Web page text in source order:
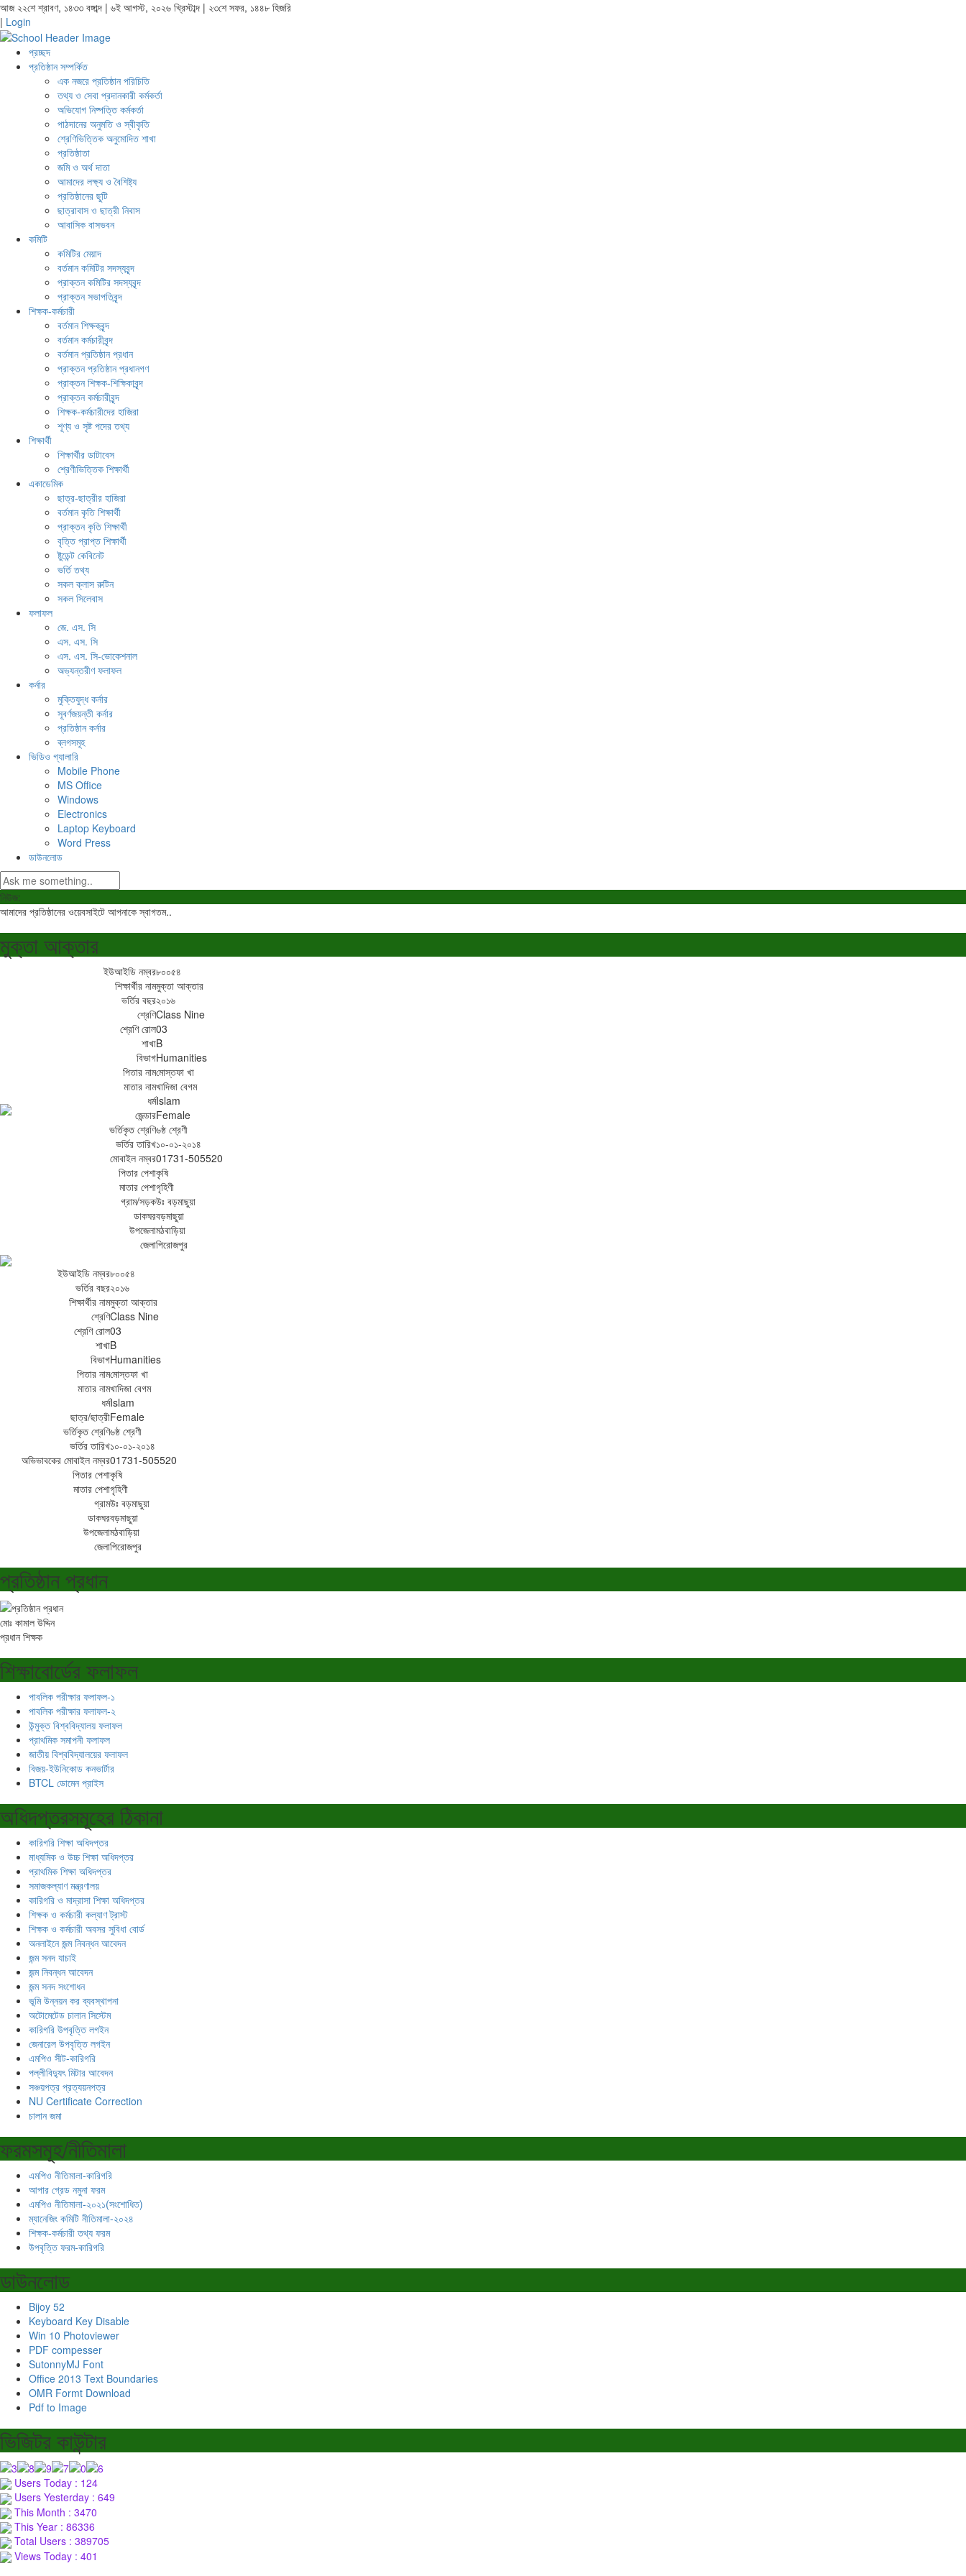
আজ ২২শে শ্রাবণ, ১৪৩৩ বঙ্গাব্দ | ৬ই আগস্ট, ২০২৬ খ্রিস্টাব্দ | ২৩শে সফর, ১৪৪৮ হিজরি
| Login
প্রচ্ছদ
প্রতিষ্ঠান সম্পর্কিত
এক নজরে প্রতিষ্ঠান পরিচিতি
তথ্য ও সেবা প্রদানকারী কর্মকর্তা
অভিযোগ নিষ্পত্তি কর্মকর্তা
পাঠদানের অনুমতি ও স্বীকৃতি
শ্রেণিভিত্তিক অনুমোদিত শাখা
প্রতিষ্ঠাতা
জমি ও অর্থ দাতা
আমাদের লক্ষ্য ও বৈশিষ্ট্য
প্রতিষ্ঠানের ছুটি
ছাত্রাবাস ও ছাত্রী নিবাস
আবাসিক বাসভবন
কমিটি
কমিটির মেয়াদ
বর্তমান কমিটির সদস্যবৃন্দ
প্রাক্তন কমিটির সদস্যবৃন্দ
প্রাক্তন সভাপতিবৃন্দ
শিক্ষক-কর্মচারী
বর্তমান শিক্ষকবৃন্দ
বর্তমান কর্মচারীবৃন্দ
বর্তমান প্রতিষ্ঠান প্রধান
প্রাক্তন প্রতিষ্ঠান প্রধানগণ
প্রাক্তন শিক্ষক-শিক্ষিকাবৃন্দ
প্রাক্তন কর্মচারীবৃন্দ
শিক্ষক-কর্মচারীদের হাজিরা
শূণ্য ও সৃষ্ট পদের তথ্য
শিক্ষার্থী
শিক্ষার্থীর ডাটাবেস
শ্রেণীভিত্তিক শিক্ষার্থী
একাডেমিক
ছাত্র-ছাত্রীর হাজিরা
বর্তমান কৃতি শিক্ষার্থী
প্রাক্তন কৃতি শিক্ষার্থী
বৃত্তি প্রাপ্ত শিক্ষার্থী
ষ্টুডেন্ট কেবিনেট
ভর্তি তথ্য
সকল ক্লাস রুটিন
সকল সিলেবাস
ফলাফল
জে. এস. সি
এস. এস. সি
এস. এস. সি-ভোকেশনাল
অভ্যন্তরীণ ফলাফল
কর্নার
মুক্তিযুদ্ধ কর্নার
সূবর্ণজয়ন্তী কর্নার
প্রতিষ্ঠান কর্নার
ব্লগসমূহ
ভিডিও গ্যালারি
Mobile Phone
MS Office
Windows
Electronics
Laptop Keyboard
Word Press
ডাউনলোড
নিউজ:
আমাদের প্রতিষ্ঠানের ওয়েবসাইটে আপনাকে স্বাগতম..
মুক্তা আক্তার
ইউআইডি নম্বর৮০০৫৪
শিক্ষার্থীর নামমুক্তা আক্তার
ভর্তির বছর২০১৬
শ্রেণিClass Nine
শ্রেণি রোল03
শাখাB
বিভাগHumanities
পিতার নামমোস্তফা খা
মাতার নামখাদিজা বেগম
ধর্মIslam
জেন্ডারFemale
ভর্তিকৃত শ্রেণি৬ষ্ঠ শ্রেণী
ভর্তির তারিখ১০-০১-২০১৪
মোবাইল নম্বর01731-505520
পিতার পেশাকৃষি
মাতার পেশাগৃহিণী
গ্রাম/সড়কউঃ বড়মাছুয়া
ডাকঘরবড়মাছুয়া
উপজেলামঠবাড়িয়া
জেলাপিরোজপুর
ইউআইডি নম্বর৮০০৫৪
ভর্তির বছর২০১৬
শিক্ষার্থীর নামমুক্তা আক্তার
শ্রেণিClass Nine
শ্রেণি রোল03
শাখাB
বিভাগHumanities
পিতার নামমোস্তফা খা
মাতার নামখাদিজা বেগম
ধর্মIslam
ছাত্র/ছাত্রীFemale
ভর্তিকৃত শ্রেণি৬ষ্ঠ শ্রেণী
ভর্তির তারিখ১০-০১-২০১৪
অভিভাবকের মোবাইল নম্বর01731-505520
পিতার পেশাকৃষি
মাতার পেশাগৃহিণী
গ্রামউঃ বড়মাছুয়া
ডাকঘরবড়মাছুয়া
উপজেলামঠবাড়িয়া
জেলাপিরোজপুর
প্রতিষ্ঠান প্রধান
মোঃ কামাল উদ্দিন
প্রধান শিক্ষক
শিক্ষাবোর্ডের ফলাফল
পাবলিক পরীক্ষার ফলাফল-১
পাবলিক পরীক্ষার ফলাফল-২
উন্মুক্ত বিশ্ববিদ্যালয় ফলাফল
প্রাথমিক সমাপনী ফলাফল
জাতীয় বিশ্ববিদ্যালয়ের ফলাফল
বিজয়-ইউনিকোড কনভার্টার
BTCL ডোমেন প্রাইস
অধিদপ্তরসমূহের ঠিকানা
কারিগরি শিক্ষা অধিদপ্তর
মাধ্যমিক ও উচ্চ শিক্ষা অধিদপ্তর
প্রাথমিক শিক্ষা অধিদপ্তর
সমাজকল্যাণ মন্ত্রণালয়
কারিগরি ও মাদ্রাসা শিক্ষা অধিদপ্তর
শিক্ষক ও কর্মচারী কল্যাণ ট্রাস্ট
শিক্ষক ও কর্মচারী অবসর সুবিধা বোর্ড
অনলাইনে জন্ম নিবন্ধন আবেদন
জন্ম সনদ যাচাই
জন্ম নিবন্ধন আবেদন
জন্ম সনদ সংশোধন
ভূমি উন্নয়ন কর ব্যবস্থাপনা
অটোমেটেড চালান সিস্টেম
কারিগরি উপবৃত্তি লগইন
জেনারেল উপবৃত্তি লগইন
এমপিও সীট-কারিগরি
পল্লীবিদ্যুৎ মিটার আবেদন
সঞ্চয়পত্র প্রত্যয়নপত্র
NU Certificate Correction
চালান জমা
ফরমসমূহ/নীতিমালা
এমপিও নীতিমালা-কারিগরি
আপার গ্রেড নমুনা ফরম
এমপিও নীতিমালা-২০২১(সংশোধিত)
ম্যানেজিং কমিটি নীতিমালা-২০২৪
শিক্ষক-কর্মচারী তথ্য ফরম
উপবৃত্তি ফরম-কারিগরি
ডাউনলোড
Bijoy 52
Keyboard Key Disable
Win 10 Photoviewer
PDF compesser
SutonnyMJ Font
Office 2013 Text Boundaries
OMR Formt Download
Pdf to Image
ভিজিটর কাউন্টার
Users Today : 124
Users Yesterday : 649
This Month : 3470
This Year : 86336
Total Users : 389705
Views Today : 401